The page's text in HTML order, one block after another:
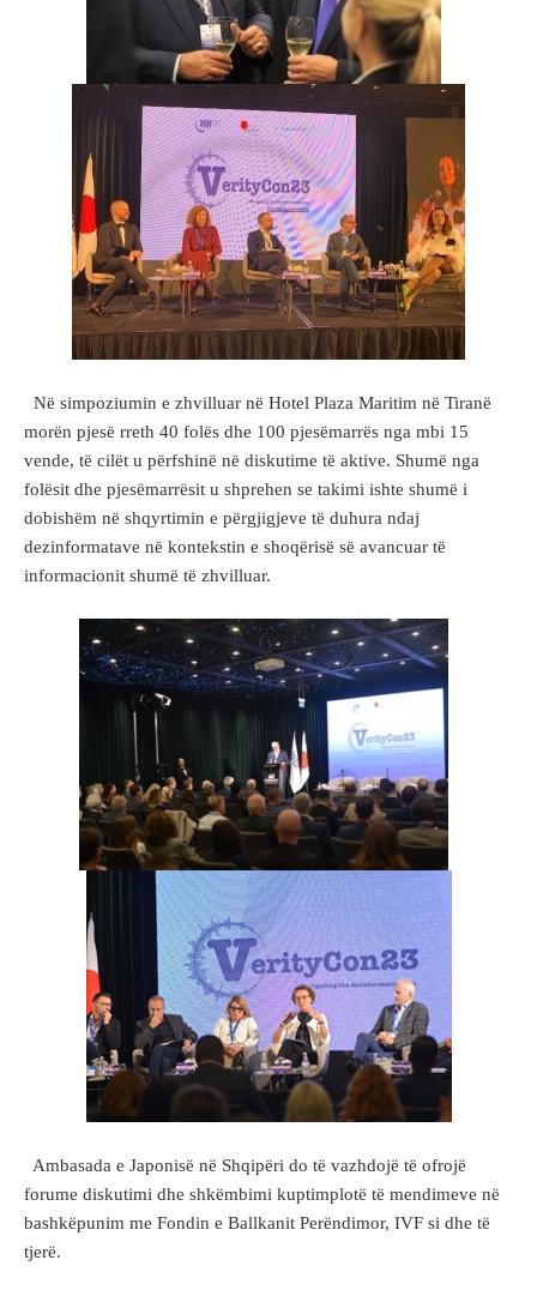
Në simpoziumin e zhvilluar në Hotel Plaza Maritim në Tiranë
morën pjesë rreth 40 folës dhe 100 pjesëmarrës nga mbi 15
vende, të cilët u përfshinë në diskutime të aktive. Shumë nga
folësit dhe pjesëmarrësit u shprehen se takimi ishte shumë i
dobishëm në shqyrtimin e përgjigjeve të duhura ndaj
dezinformatave në kontekstin e shoqërisë së avancuar të
informacionit shumë të zhvilluar.
Ambasada e Japonisë në Shqipëri do të vazhdojë të ofrojë
forume diskutimi dhe shkëmbimi kuptimplotë të mendimeve në
bashkëpunim me Fondin e Ballkanit Perëndimor, IVF si dhe të
tjerë.